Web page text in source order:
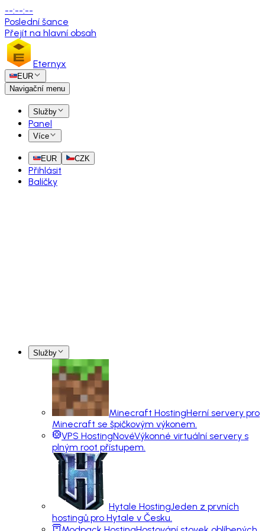
--:--:--
Poslední šance
Přejít na hlavní obsah
Eternyx
EUR
Navigační menu
Služby
Panel
Více
EUR CZK
Přihlásit
Balíčky
Služby
Minecraft HostingHerní servery pro
Minecraft se špičkovým výkonem.
VPS HostingNovéVýkonné virtuální servery s
plným root přístupem.
Hytale HostingJeden z prvních
hostingů pro Hytale v Česku.